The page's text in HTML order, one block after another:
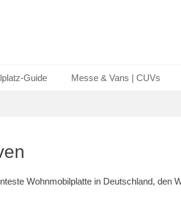
Guide Messe & Vans | CUVs
Wohnmobilplatte in Deutschland, den